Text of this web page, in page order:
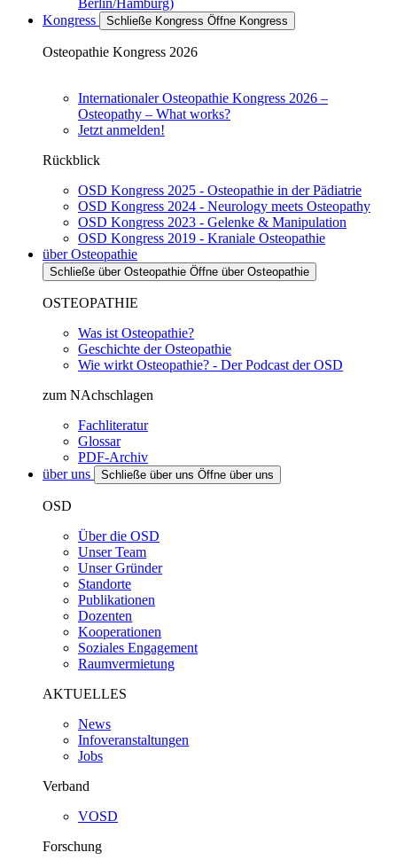
Berlin/Hamburg)
Kongress
Schließe Kongress Öffne Kongress
Osteopathie Kongress 2026
Internationaler Osteopathie Kongress 2026 –
Osteopathy – What works?
Jetzt anmelden!
Rückblick
OSD Kongress 2025 - Osteopathie in der Pädiatrie
OSD Kongress 2024 - Neurology meets Osteopathy
OSD Kongress 2023 - Gelenke & Manipulation
OSD Kongress 2019 - Kraniale Osteopathie
über Osteopathie
Schließe über Osteopathie Öffne über Osteopathie
OSTEOPATHIE
Was ist Osteopathie?
Geschichte der Osteopathie
Wie wirkt Osteopathie? - Der Podcast der OSD
zum NAchschlagen
Fachliteratur
Glossar
PDF-Archiv
über uns
Schließe über uns Öffne über uns
OSD
Über die OSD
Unser Team
Unser Gründer
Standorte
Publikationen
Dozenten
Kooperationen
Soziales Engagement
Raumvermietung
AKTUELLES
News
Infoveranstaltungen
Jobs
Verband
VOSD
Forschung